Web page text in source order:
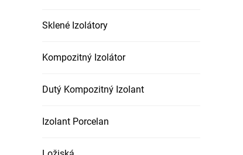
Sklené Izolátory
Kompozitný Izolátor
Dutý Kompozitný Izolant
Izolant Porcelan